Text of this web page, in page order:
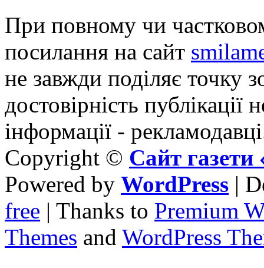
При повному чи
посилання на сайт
не завжди поділяє точку
достовірність публікації
інформації -
Copyright © Сайт
Powered by WordPress |
free | Thanks to Premium
Themes and WordPress